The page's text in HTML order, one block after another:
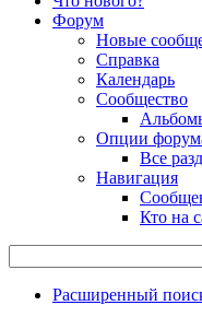
Форум
Новые
Справка
Календарь
Сообщество
Опции
Все
Навигация
Кто на
Расширенный